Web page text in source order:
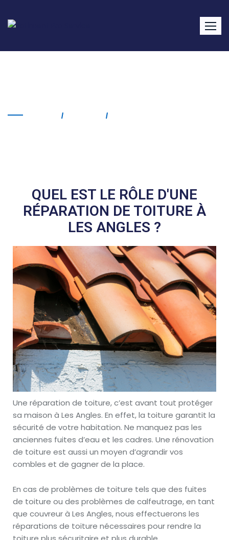
QUEL EST LE RÔLE D'UNE
RÉPARATION DE TOITURE À
LES ANGLES ?
Une réparation de toiture, c’est avant tout protéger
sa maison à Les Angles. En effet, la toiture garantit la
sécurité de votre habitation. Ne manquez pas les
anciennes fuites d’eau et les cadres. Une rénovation
de toiture est aussi un moyen d’agrandir vos
combles et de gagner de la place.
En cas de problèmes de toiture tels que des fuites
de toiture ou des problèmes de calfeutrage, en tant
que couvreur à Les Angles, nous effectuerons les
réparations de toiture nécessaires pour rendre la